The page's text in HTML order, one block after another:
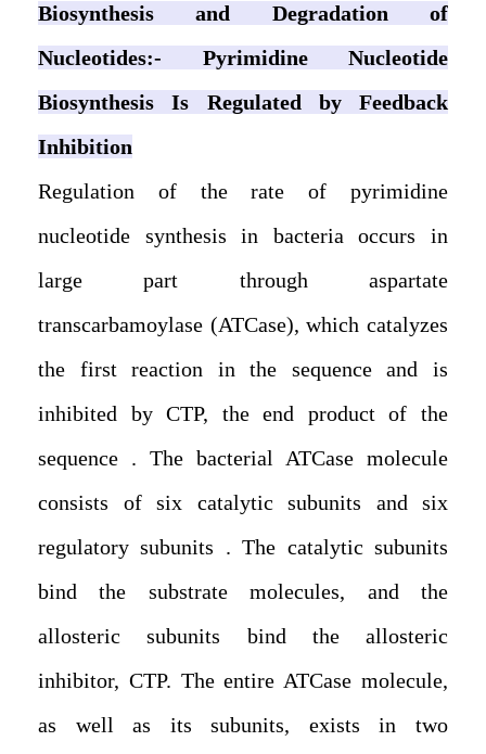
Biosynthesis and Degradation of
Nucleotides:- Pyrimidine Nucleotide
Biosynthesis Is Regulated by Feedback
Inhibition
Regulation of the rate of pyrimidine
nucleotide synthesis in bacteria occurs in
large part through aspartate
transcarbamoylase (ATCase), which catalyzes
the first reaction in the sequence and is
inhibited by CTP, the end product of the
sequence . The bacterial ATCase molecule
consists of six catalytic subunits and six
regulatory subunits . The catalytic subunits
bind the substrate molecules, and the
allosteric subunits bind the allosteric
inhibitor, CTP. The entire ATCase molecule,
as well as its subunits, exists in two